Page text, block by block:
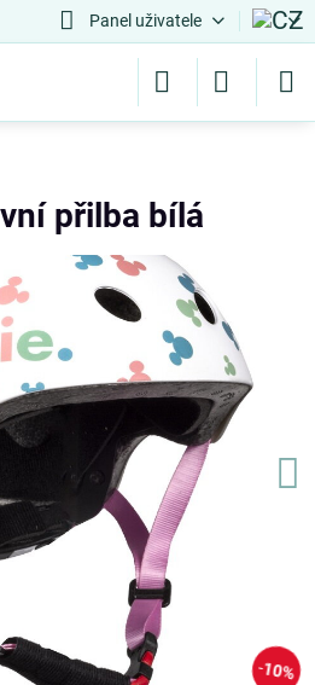
Panel uživatele
10%
přilba bílá